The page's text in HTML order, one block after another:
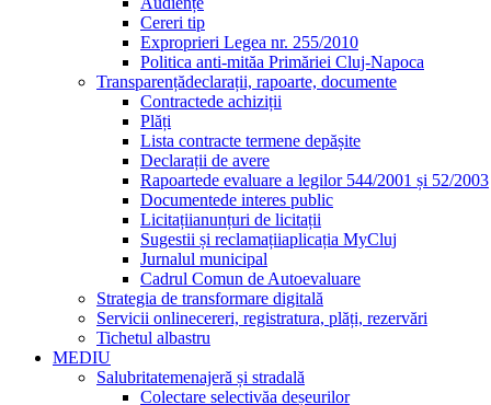
Cereri tip
Exproprieri Legea nr. 255/2010
Politica anti-mităa Primăriei Cluj-Napoca
Transparențădeclarații, rapoarte, documente
Contractede achiziții
Plăți
Lista contracte termene depășite
Declarații de avere
Rapoartede evaluare a legilor 544/2001 și 52/2003
Documentede interes public
Licitațiianunțuri de licitații
Sugestii și reclamațiiaplicația MyCluj
Jurnalul municipal
Cadrul Comun de Autoevaluare
Strategia de transformare digitală
Servicii onlinecereri, registratura, plăți, rezervări
Tichetul albastru
MEDIU
Salubritatemenajeră și stradală
Colectare selectivăa deșeurilor